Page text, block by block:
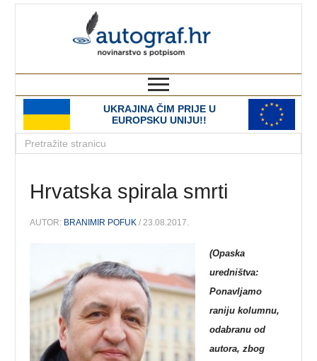
UKRAJINA ČIM PRIJE U
EUROPSKU UNIJU!!
Hrvatska spirala smrti
AUTOR: BRANIMIR POFUK / 23.08.2017.
(Opaska
uredništva:
Ponavljamo
raniju kolumnu,
odabranu od
autora, zbog